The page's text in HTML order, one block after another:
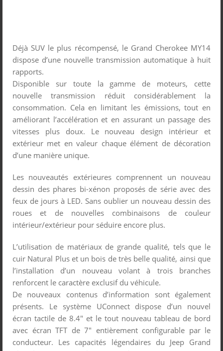
Déjà SUV le plus récompensé, le Grand Cherokee MY14
dispose d’une nouvelle transmission automatique à huit
rapports.
Disponible sur toute la gamme de moteurs, cette
nouvelle transmission réduit considérablement la
consommation. Cela en limitant les émissions, tout en
améliorant l’accélération et en assurant un passage des
vitesses plus doux. Le nouveau design intérieur et
extérieur met en valeur chaque élément de décoration
d’une manière unique.
Les nouveautés extérieures comprennent un nouveau
dessin des phares bi-xénon proposés de série avec des
feux de jours à LED. Sans oublier un nouveau dessin des
roues et de nouvelles combinaisons de couleur
intérieur/extérieur pour séduire encore plus.
L’utilisation de matériaux de grande qualité, tels que le
cuir Natural Plus et un bois de très belle qualité, ainsi que
l’installation d’un nouveau volant à trois branches
renforcent le caractère exclusif du véhicule.
De nouveaux contenus d’information sont également
présents. Le système UConnect dispose d’un nouvel
écran tactile de 8.4″ et le tout nouveau tableau de bord
avec écran TFT de 7″ entièrement configurable par le
conducteur. Les capacités légendaires du Jeep Grand